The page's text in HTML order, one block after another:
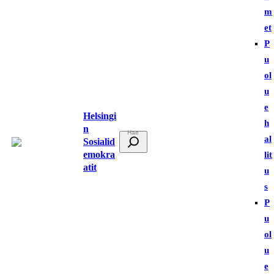
Helsingi
n
Sosialid
emokra
atit
t
m
et
P
u
ol
u
e
h
al
lit
u
s
P
u
ol
u
e